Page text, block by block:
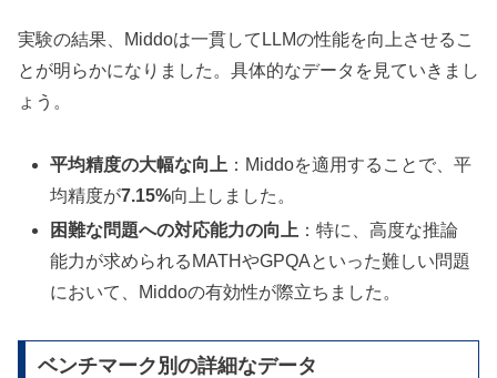
実験の結果、Middoは一貫してLLMの性能を向上させるこ
とが明らかになりました。具体的なデータを見ていきまし
ょう。
平均精度の大幅な向上 ：Middoを適用することで、平
均精度が7.15%向上しました。
困難な問題への対応能力の向上 ：特に、高度な推論
能力が求められるMATHやGPQAといった難しい問題
において、Middoの有効性が際立ちました。
ベンチマーク別の詳細なデータ